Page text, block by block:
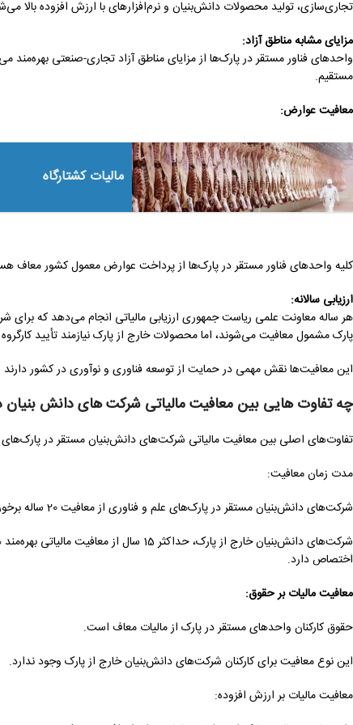
تجاری‌سازی، تولید محصولات دانش‌بنیان و نرم‌افزارهای با ارزش افزوده بالا
مزایای مشابه مناطق آزاد:
مستقیم.
معافیت عوارض:
مالیات کشتارگاه
کلیه واحدهای فناور مستقر در پارک‌ها از پرداخت عوارض معمول کشور معاف
ارزیابی سالانه:
هر ساله معاونت علمی ریاست جمهوری ارزیابی مالیاتی انجام می‌دهد که
پارک مشمول معافیت می‌شوند، اما محصولات خارج از پارک نیازمند تأیید
این معافیت‌ها نقش مهمی در حمایت از توسعه فناوری و نوآوری در کشور
چه تفاوت هایی بین معافیت مالیاتی شرکت های دانش بنیان
تفاوت‌های اصلی بین معافیت مالیاتی شرکت‌های دانش‌بنیان مستقر در پارک‌های
مدت زمان معافیت:
شرکت‌های دانش‌بنیان مستقر در پارک‌های علم و فناوری از معافیت 20 ساله برخوردارند که شامل تمام درآمدهای حاصل از فعالیت‌های مجاز در پارک می‌شود.
شرکت‌های دانش‌بنیان خارج از پارک،
اختصاص دارد.
معافیت مالیات بر حقوق:
حقوق کارکنان واحدهای مستقر در پارک از مالیات معاف است.
این نوع معافیت برای کارکنان شرکت‌های دانش‌بنیان خارج از پارک وجود ندارد.
معافیت مالیات بر ارزش افزوده: